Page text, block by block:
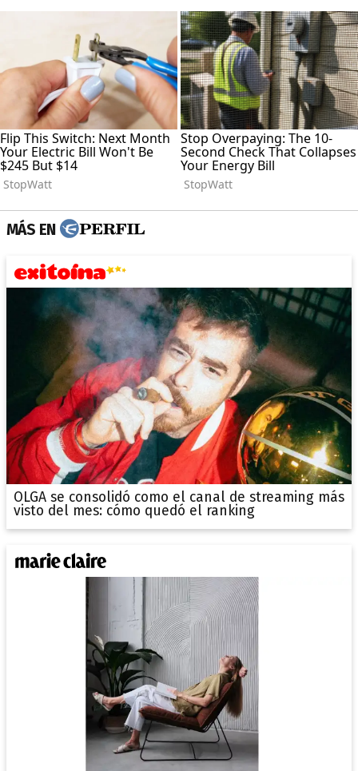
MÁS EN
OLGA se consolidó como el canal de streaming más
visto del mes: cómo quedó el ranking